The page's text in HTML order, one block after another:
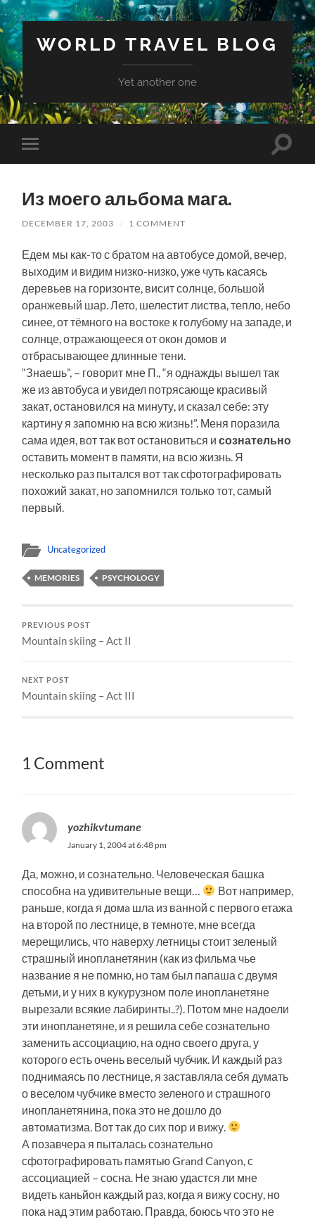
WORLD TRAVEL BLOG
Yet another one
Toggle
mobile
Toggle
Из моего альбома мага.
DECEMBER 17, 2003 / 1 COMMENT
Едем мы как-то с братом на автобусе домой, вечер,
выходим и видим низко-низко, уже чуть касаясь
деревьев на горизонте, висит солнце, большой
оранжевый шар. Лето, шелестит листва, тепло, небо
синее, от тёмного на востоке к голубому на западе, и
солнце, отражающееся от окон домов и
отбрасывающее длинные тени.
“Знаешь”, – говорит мне П., “я однажды вышел так
же из автобуса и увидел потрясающе красивый
закат, остановился на минуту, и сказал себе: эту
картину я запомню на всю жизнь!”. Меня поразила
сама идея, вот так вот остановиться исознательно
оставить момент в памяти, на всю жизнь. Я
несколько раз пытался вот так сфотографировать
похожий закат, но запомнился только тот, самый
первый.
Uncategorized
MEMORIES PSYCHOLOGY
PREVIOUS POST
Mountain skiing – Act II
NEXT POST
Mountain skiing – Act III
1 Comment
yozhikvtumane
January 1, 2004 at 6:48 pm
Да, можно, и сознательно. Человеческая башка
способна на удивительные вещи…
Вот например,
раньше, когда я домa шла из ванной с первого етажа
на второй по лестнице, в темноте, мне всегда
мерещились, что наверху летницы стоит зеленый
страшный инопланетянин (как из фильма чье
название я не помню, но там был папаша с двумя
детьми, и у них в кукурузном поле инопланетяне
вырезали всякие лабиринты..?). Потом мне надоели
эти инопланетяне, и я решила себе сознательно
заменить ассоциацию, на одно своего друга, у
которого есть очень веселый чубчик. И каждый раз
поднимаясь по лестнице, я заставляла себя думать
о веселом чубчике вместо зеленого и страшного
инопланетянина, пока это не дошло до
автоматизма. Вот так до сих пор и вижу.
А позавчера я пыталась сознательно
сфотографировать памятью Grand Canyon, с
ассоциацией – сосна. Не знаю удастся ли мне
видеть каньйон каждый раз, когда я вижу сосну, но
пока над этим работаю. Правда, боюсь что это не